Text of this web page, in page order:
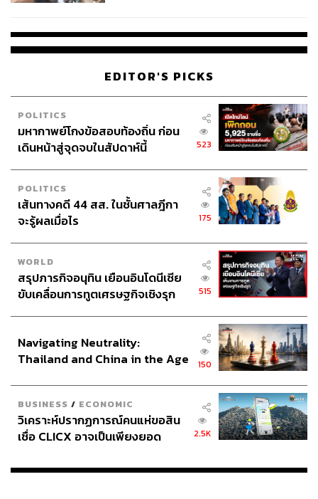
จ่ายหนี้-แอบระบุแบรนด์
EDITOR'S PICKS
POLITICS
มหากาพย์โกงข้อสอบท้องถิ่น ก่อน
เดินหน้าสู่จุดจบในสัปดาห์นี้
523
POLITICS
เส้นทางคดี 44 สส. ในชั้นศาลฎีกา
จะรู้ผลเมื่อไร
175
WORLD
สรุปภารกิจอนุทิน เยือนอินโดนีเซีย
ขับเคลื่อนการทูตเศรษฐกิจเชิงรุก
515
Navigating Neutrality:
Thailand and China in the Age
150
BUSINESS / ECONOMIC
วิเคราะห์ปรากฏการณ์คนแห่ขอสิน
เชื่อ CLICX อาจเป็นเพียงยอด
เรือนไทยที่ถูกซุกไว้
2.5K